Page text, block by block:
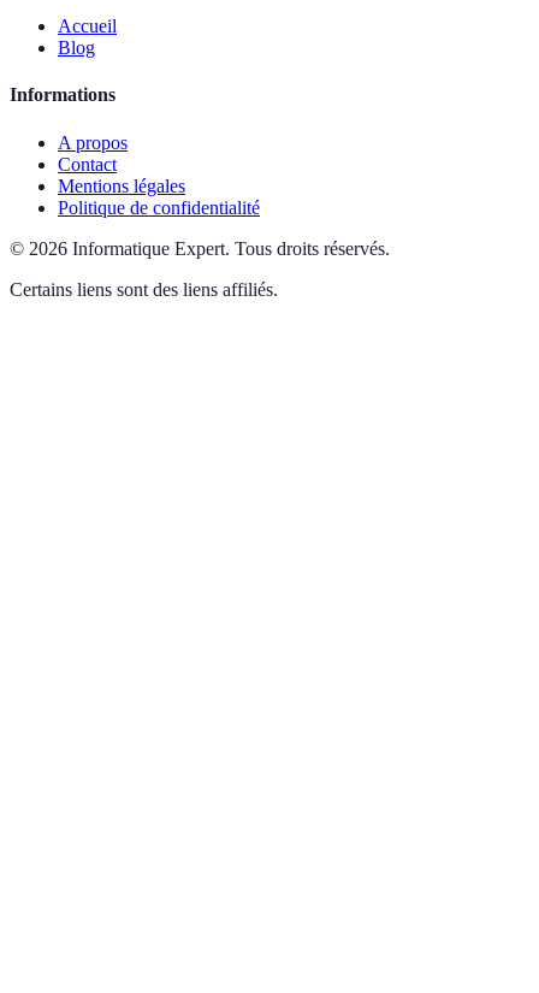
Accueil
Blog
Informations
A propos
Contact
Mentions légales
Politique de confidentialité
© 2026 Informatique Expert. Tous droits réservés.
Certains liens sont des liens affiliés.